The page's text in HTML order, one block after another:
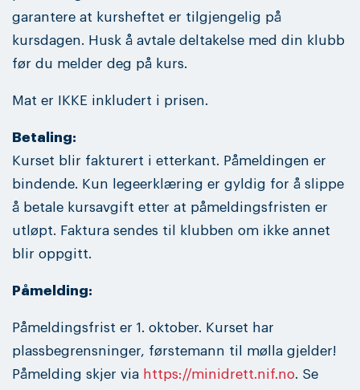
garantere at kursheftet er tilgjengelig på
kursdagen. Husk å avtale deltakelse med din klubb
før du melder deg på kurs.
Mat er IKKE inkludert i prisen.
Betaling:
Kurset blir fakturert i etterkant. Påmeldingen er
bindende. Kun legeerklæring er gyldig for å slippe
å betale kursavgift etter at påmeldingsfristen er
utløpt. Faktura sendes til klubben om ikke annet
blir oppgitt.
Påmelding:
Påmeldingsfrist er 1. oktober. Kurset har
plassbegrensninger, førstemann til mølla gjelder!
Påmelding skjer via https://minidrett.nif.no. Se